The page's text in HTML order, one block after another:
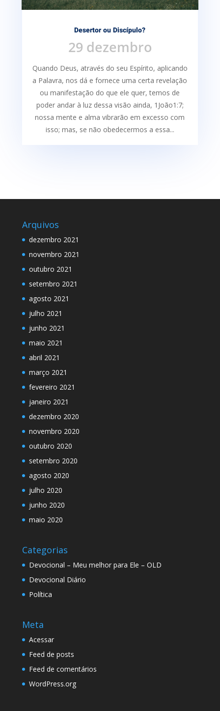
Desertor ou Discípulo?
29 dezembro
Quando Deus, através do seu Espírito, aplicando
a Palavra, nos dá e fornece uma certa re­velação
ou manifestação do que ele quer, temos de
poder andar à luz dessa visão ainda, 1João1:7;
nossa mente e alma vibrarão em excesso com
isso; mas, se não obedecermos a essa...
Arquivos
dezembro 2021
novembro 2021
outubro 2021
setembro 2021
agosto 2021
julho 2021
junho 2021
maio 2021
abril 2021
março 2021
fevereiro 2021
janeiro 2021
dezembro 2020
novembro 2020
outubro 2020
setembro 2020
agosto 2020
julho 2020
junho 2020
maio 2020
Categorias
Devocional – Meu melhor para Ele – OLD
Devocional Diário
Política
Meta
Acessar
Feed de posts
Feed de comentários
WordPress.org